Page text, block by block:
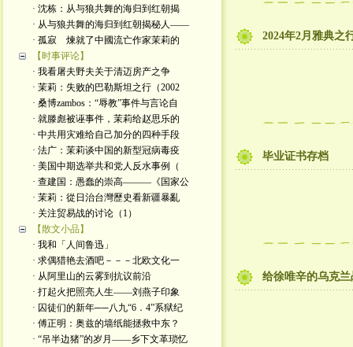
· 沈栋：从与狼共舞的海归到红朝揭
· 从与狼共舞的海归到红朝揭秘人——
· 孤寂 煉就了中國流亡作家茉莉的
【时事评论】
· 我看屠夫野夫关于清迈房产之争
· 茉莉：失败的巴勒斯坦之行（2002
· 桑博zambos：“辱教”事件与言论自
· 就滕彪被诬事件，茉莉给赵思乐的
· 中共用灾难给自己加分的四种手段
· 法广：茉莉谈中国的新型冠病毒疫
· 美国中期选举共和党人反水事例（
· 查建国：愚蠢的崇高———《国家公
· 茉莉：從日治台灣歷史看新疆暴亂
· 关注贸易战的讨论（1）
【散文小品】
· 我和「人间鲁迅」
· 求偶猎艳去酒吧－－－北欧文化一
· 从阿里山的云雾到抗议前沿
· 打起火把照亮人生——刘燕子印象
· 囚徒们的新年──八九“6．4”系狱纪
· 傅正明：奥兹的墙纸能拯救中东？
· “吊半边猪”的岁月——乡下文革琐忆
2024年2月雅典之
毕业证书存档
给徐唯辛的乌克